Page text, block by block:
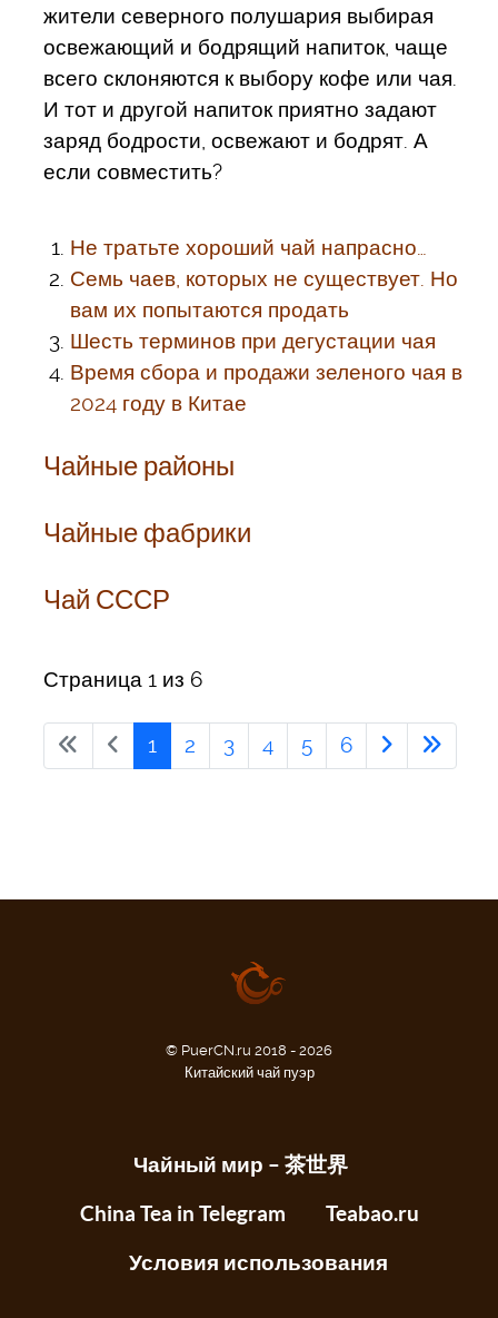
жители северного полушария выбирая
освежающий и бодрящий напиток, чаще
всего склоняются к выбору кофе или чая.
И тот и другой напиток приятно задают
заряд бодрости, освежают и бодрят. А
если совместить?
Не тратьте хороший чай напрасно…
Семь чаев, которых не существует. Но
вам их попытаются продать
Шесть терминов при дегустации чая
Время сбора и продажи зеленого чая в
2024 году в Китае
Чайные районы
Чайные фабрики
Чай СССР
Страница 1 из 6
1 2 3 4 5 6
© PuerCN.ru 2018 - 2026
Китайский чай пуэр
Чайный мир – 茶世界
China Tea in Telegram
Teabao.ru
Условия использования